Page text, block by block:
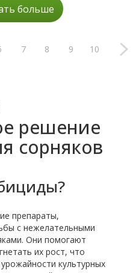
больше
7 8 9 10
решение
сорняков
препараты,
с нежелательными
Они помогают
их рост, что
культурных